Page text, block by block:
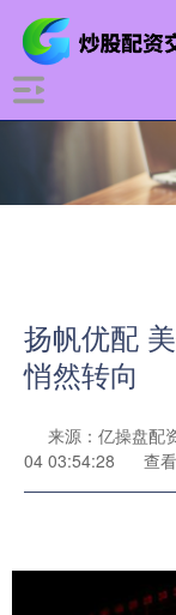
扬帆优配
悄然转向
来源：亿操盘配
04 03:54:28
查